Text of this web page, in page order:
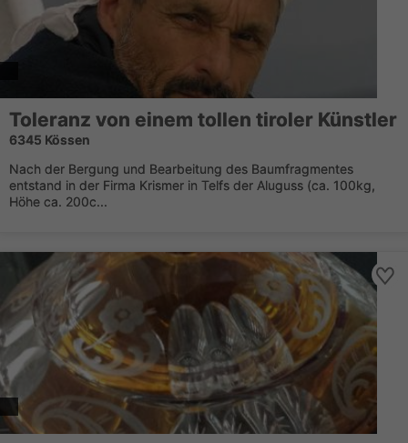
Toleranz von einem tollen tiroler Künstler
6345 Kössen
Nach der Bergung und Bearbeitung des Baumfragmentes
entstand in der Firma Krismer in Telfs der Aluguss (ca. 100kg,
Höhe ca. 200c...